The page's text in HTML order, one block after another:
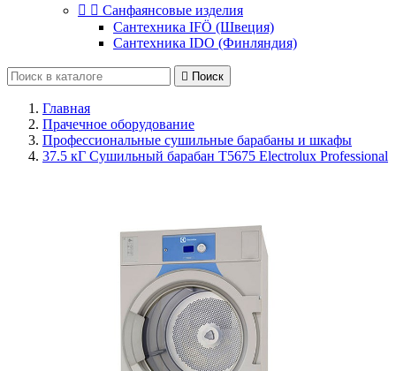
  Санфаянсовые изделия
Сантехника IFÖ (Швеция)
Сантехника IDO (Финляндия)
 Поиск
Главная
Прачечное оборудование
Профессиональные сушильные барабаны и шкафы
37.5 кГ Сушильный барабан Т5675 Electrolux Professional